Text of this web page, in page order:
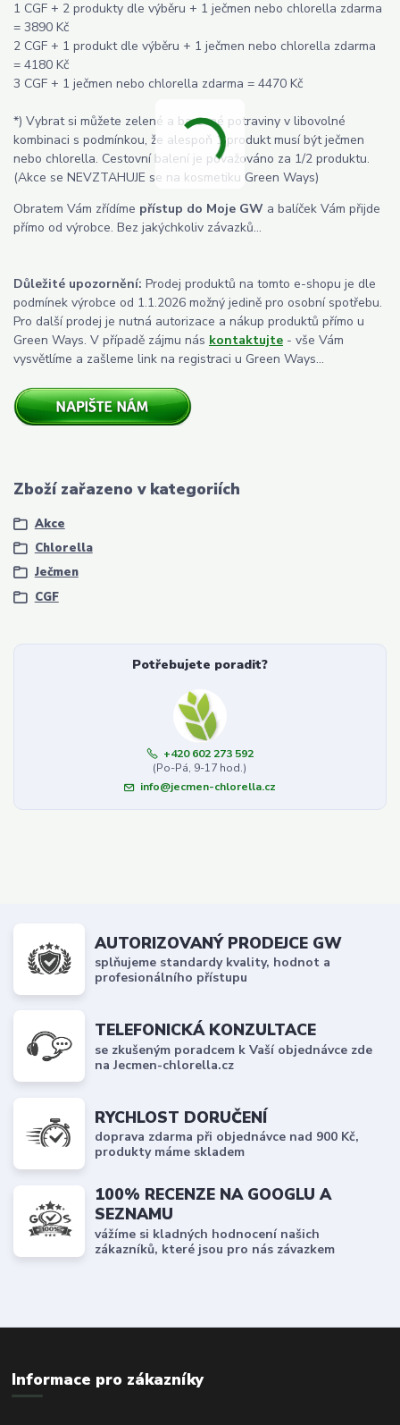
1 CGF + 2 produkty dle výběru + 1 ječmen nebo chlorella zdarma
= 3890 Kč
2 CGF + 1 produkt dle výběru + 1 ječmen nebo chlorella zdarma
= 4180 Kč
3 CGF + 1 ječmen nebo chlorella zdarma = 4470 Kč
*) Vybrat si můžete zelené a barevné potraviny v libovolné
kombinaci s podmínkou, že alespoň 1 produkt musí být ječmen
nebo chlorella. Cestovní balení je považováno za 1/2 produktu.
(Akce se NEVZTAHUJE se na kosmetiku Green Ways)
Obratem Vám zřídíme přístup do Moje GW a balíček Vám přijde
přímo od výrobce. Bez jakýchkoliv závazků...
Důležité upozornění: Prodej produktů na tomto e-shopu je dle
podmínek výrobce od 1.1.2026 možný jedině pro osobní spotřebu.
Pro další prodej je nutná autorizace a nákup produktů přímo u
Green Ways. V případě zájmu nás kontaktujte - vše Vám
vysvětlíme a zašleme link na registraci u Green Ways...
Zboží zařazeno v kategoriích
Akce
Chlorella
Ječmen
CGF
Potřebujete poradit?
+420 602 273 592
(Po-Pá, 9-17 hod.)
info@jecmen-chlorella.cz
AUTORIZOVANÝ PRODEJCE GW
splňujeme standardy kvality, hodnot a
profesionálního přístupu
TELEFONICKÁ KONZULTACE
se zkušeným poradcem k Vaší objednávce zde
na Jecmen-chlorella.cz
RYCHLOST DORUČENÍ
doprava zdarma při objednávce nad 900 Kč,
produkty máme skladem
100% RECENZE NA GOOGLU A
SEZNAMU
vážíme si kladných hodnocení našich
zákazníků, které jsou pro nás závazkem
Informace pro zákazníky